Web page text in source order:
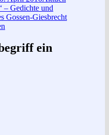
– Gedichte und
Gossen-Giesbrecht
ein